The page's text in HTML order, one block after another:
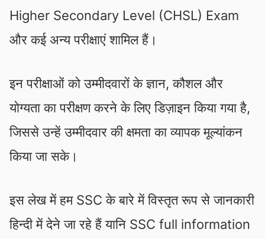
Higher Secondary Level (CHSL) Exam
और कई अन्य परीक्षाएं शामिल हैं।
इन परीक्षाओं को उम्मीदवारों के ज्ञान, कौशल और
योग्यता का परीक्षण करने के लिए डिज़ाइन किया गया है,
जिससे उन्हें उम्मीदवार की क्षमता का व्यापक मूल्यांकन
किया जा सके।
इस लेख में हम SSC के बारे में विस्तृत रूप से जानकारी
हिन्दी में देने जा रहे हैं यानि SSC full information